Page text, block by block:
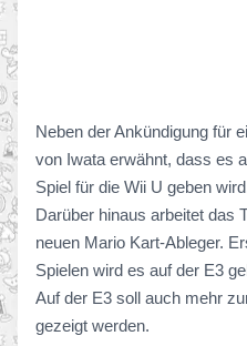
Neben der Ankündigung für
von Iwata erwähnt, dass es
Spiel für die Wii U geben
Darüber hinaus arbeitet das
neuen Mario Kart-Ableger.
Spielen wird es auf der E3
Auf der E3 soll auch mehr
gezeigt werden.